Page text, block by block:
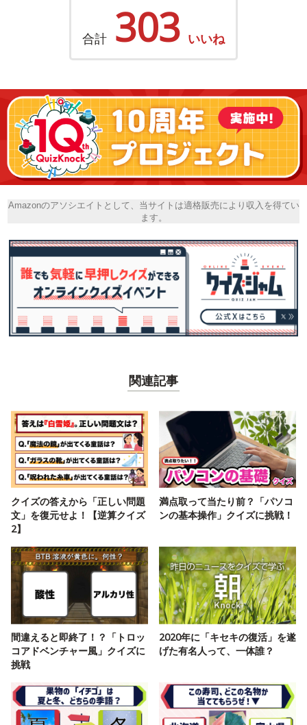
合計 303 いいね
Amazonのアソシエイトとして、当サイトは適格販売により収入を得てい
ます。
関連記事
クイズの答えから「正しい問題
文」を復元せよ！【逆算クイズ
2】
満点取って当たり前？「パソコ
ンの基本操作」クイズに挑戦！
間違えると即終了！？「トロッ
コアドベンチャー風」クイズに
挑戦
2020年に「キセキの復活」を遂
げた有名人って、一体誰？